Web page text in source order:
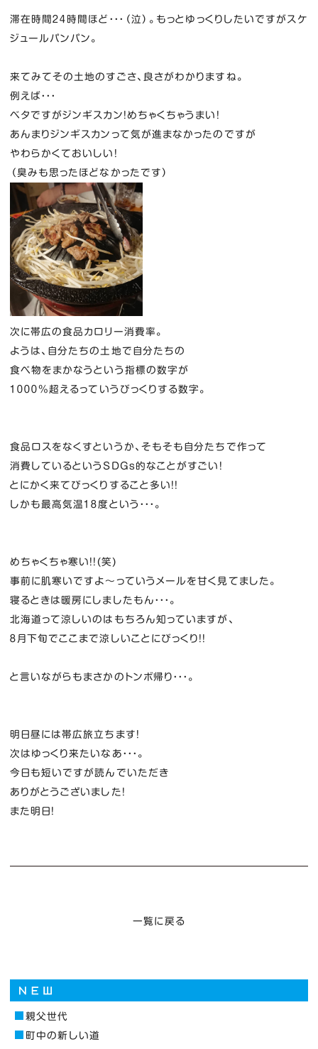
滞在時間２４時間ほど・・・（泣）。もっとゆっくりしたいですがスケ
ジュールパンパン。
来てみてその土地のすごさ、良さがわかりますね。
例えば・・・
ベタですがジンギスカン！めちゃくちゃうまい！
あんまりジンギスカンって気が進まなかったのですが
やわらかくておいしい！
（臭みも思ったほどなかったです）
次に帯広の食品カロリー消費率。
ようは、自分たちの土地で自分たちの
食べ物をまかなうという指標の数字が
１０００％超えるっていうびっくりする数字。
食品ロスをなくすというか、そもそも自分たちで作って
消費しているというSDGｓ的なことがすごい！
とにかく来てびっくりすること多い！！
しかも最高気温１８度という・・・。
めちゃくちゃ寒い！！(笑)
事前に肌寒いですよ～っていうメールを甘く見てました。
寝るときは暖房にしましたもん・・・。
北海道って涼しいのはもちろん知っていますが、
８月下旬でここまで涼しいことにびっくり！！
と言いながらもまさかのトンボ帰り・・・。
明日昼には帯広旅立ちます！
次はゆっくり来たいなあ・・・。
今日も短いですが読んでいただき
ありがとうございました！
また明日！
一覧に戻る
親父世代
町中の新しい道